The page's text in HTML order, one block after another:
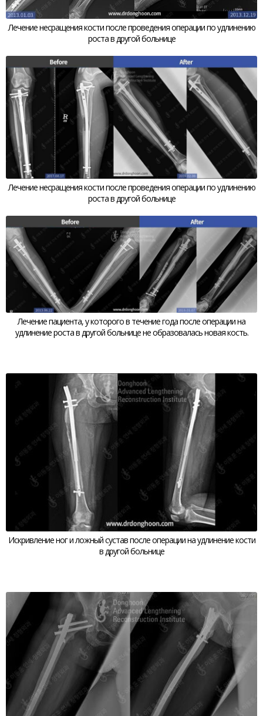
Лечение несращения кости после проведения операции по удлинению
роста в другой больнице
Лечение несращения кости после проведения операции по удлинению
роста в другой больнице
Лечение пациента, у которого в течение года после операции на
удлинение роста в другой больнице не образовалась новая кость.
Искривление ног и ложный сустав после операции на удлинение кости
в другой больнице